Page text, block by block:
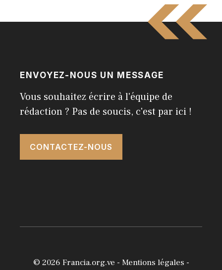
ENVOYEZ-NOUS UN MESSAGE
Vous souhaitez écrire à l'équipe de
rédaction ? Pas de soucis, c'est par ici !
CONTACTEZ-NOUS
© 2026 Francia.org.ve - Mentions légales -